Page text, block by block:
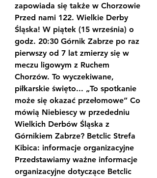
zapowiada się także w Chorzowie
Przed nami 122. Wielkie Derby
Śląska! W piątek (15 września) o
godz. 20:30 Górnik Zabrze po raz
pierwszy od 7 lat zmierzy się w
meczu ligowym z Ruchem
Chorzów. To wyczekiwane,
piłkarskie święto... „To spotkanie
może się okazać przełomowe” Co
mówią Niebiescy w przededniu
Wielkich Derbów Śląska z
Górnikiem Zabrze? Betclic Strefa
Kibica: informacje organizacyjne
Przedstawiamy ważne informacje
organizacyjne dotyczące Betclic